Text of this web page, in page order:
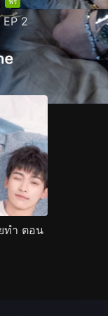
EP2
นำ รายละเอียด
ทำ ตอน